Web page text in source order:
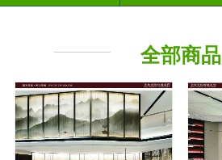
全部商品